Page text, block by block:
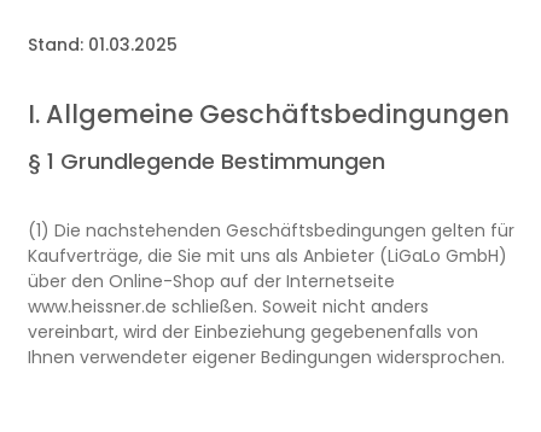
Stand: 01.03.2025
I. Allgemeine Geschäftsbedingungen
§ 1 Grundlegende Bestimmungen
(1) Die nachstehenden Geschäftsbedingungen gelten für
Kaufverträge, die Sie mit uns als Anbieter (LiGaLo GmbH)
über den Online-Shop auf der Internetseite
www.heissner.de schließen. Soweit nicht anders
vereinbart, wird der Einbeziehung gegebenenfalls von
Ihnen verwendeter eigener Bedingungen widersprochen.